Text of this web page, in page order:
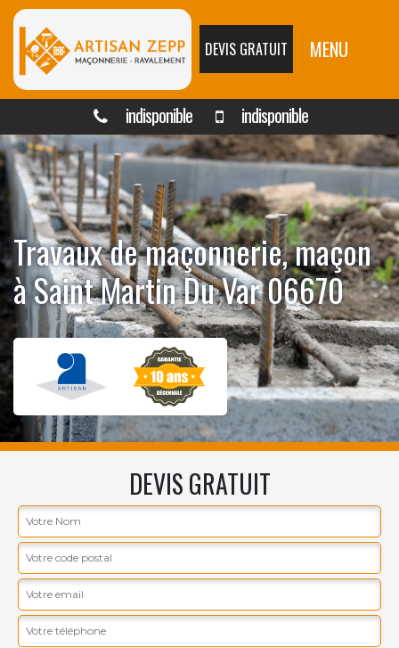
DEVIS GRATUIT MENU
indisponible indisponible
Travaux de maçonnerie, maçon
à Saint Martin Du Var 06670
DEVIS GRATUIT